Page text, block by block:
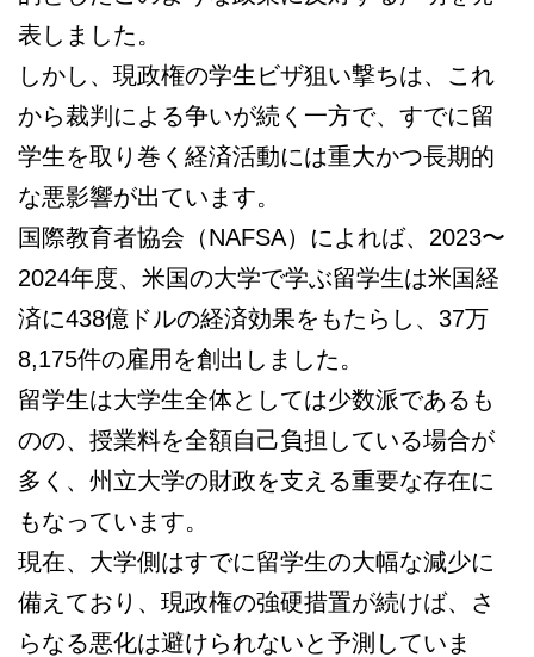
表しました。
しかし、現政権の学生ビザ狙い撃ちは、これ
から裁判による争いが続く一方で、すでに留
学生を取り巻く経済活動には重大かつ長期的
な悪影響が出ています。
国際教育者協会（NAFSA）によれば、2023〜
2024年度、米国の大学で学ぶ留学生は米国経
済に438億ドルの経済効果をもたらし、37万
8,175件の雇用を創出しました。
留学生は大学生全体としては少数派であるも
のの、授業料を全額自己負担している場合が
多く、州立大学の財政を支える重要な存在に
もなっています。
現在、大学側はすでに留学生の大幅な減少に
備えており、現政権の強硬措置が続けば、さ
らなる悪化は避けられないと予測していま